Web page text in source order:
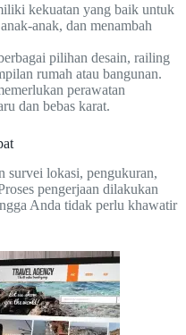
kekuatan yang baik untuk
anak, dan menambah
pilihan desain, railing
rumah atau bangunan.
perawatan
dan bebas karat.
survei lokasi, pengukuran,
pengerjaan dilakukan
Anda tidak perlu khawatir